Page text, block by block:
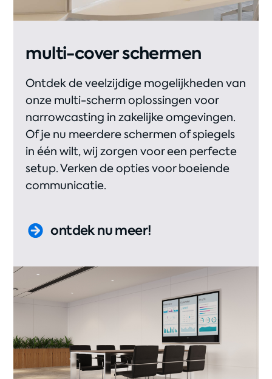
multi-cover schermen
Ontdek de veelzijdige mogelijkheden van
onze multi-scherm oplossingen voor
narrowcasting in zakelijke omgevingen.
Of je nu meerdere schermen of spiegels
in één wilt, wij zorgen voor een perfecte
setup. Verken de opties voor boeiende
communicatie.
ontdek nu meer!